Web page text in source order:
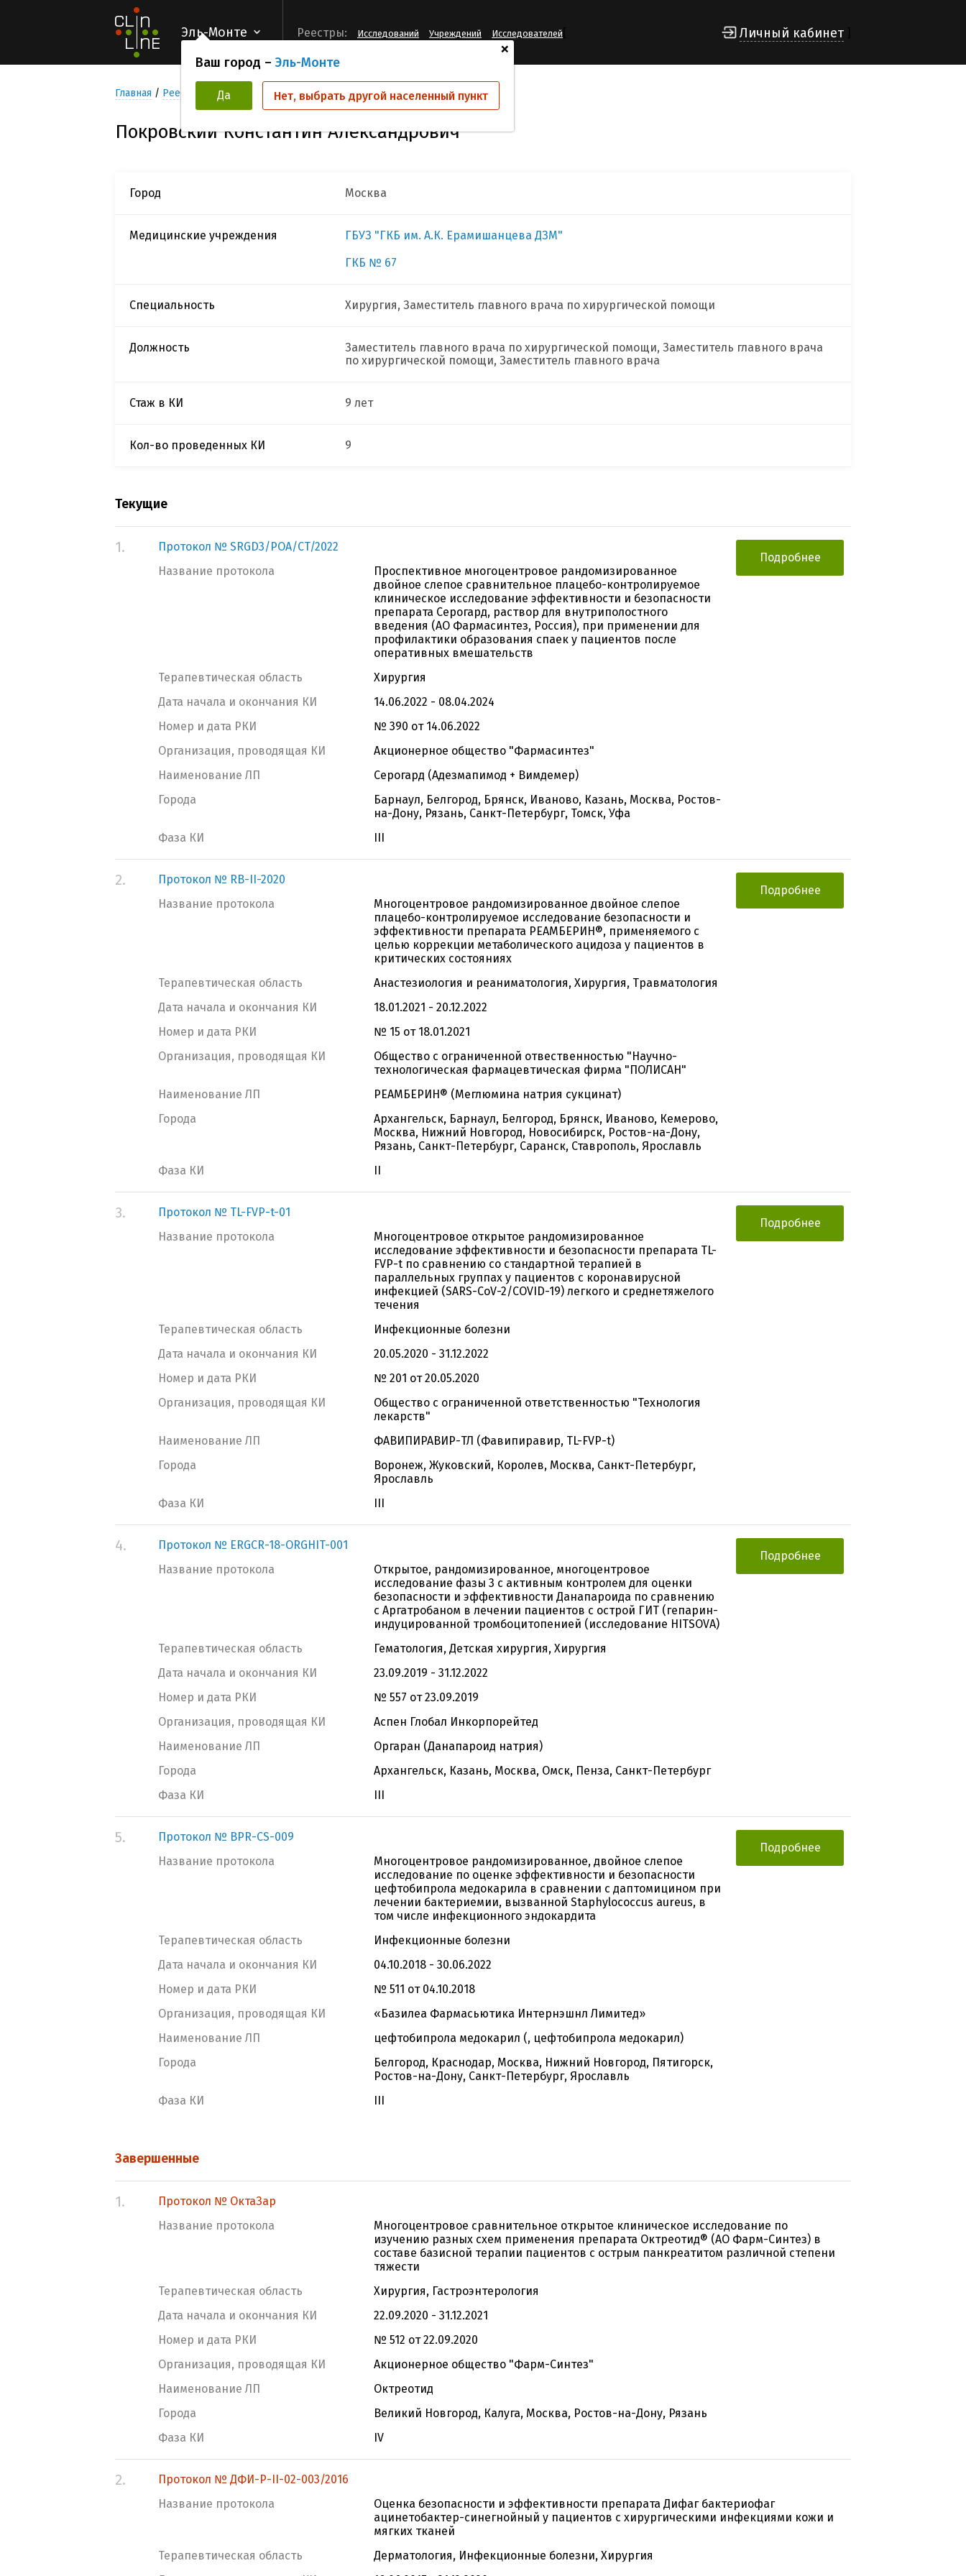
Эль-Монте
+
Ваш город – Эль-Монте
Да Нет, выбрать другой населенный пункт
Реестры: Исследований Учреждений Исследователей Личный кабинет
Главная Реестр Исследователей Покровский Константин Александрович
Покровский Константин Александрович
Город Москва
Медицинские учреждения
ГБУЗ "ГКБ им. А.К. Ерамишанцева ДЗМ"
ГКБ № 67
Специальность Хирургия, Заместитель главного врача по хирургической помощи
Должность
Заместитель главного врача по хирургической помощи, Заместитель главного врача
по хирургической помощи, Заместитель главного врача
Стаж в КИ 9 лет
Кол-во проведенных КИ 9
Текущие
1.
Протокол № SRGD3/POA/CT/2022
Название протокола
Проспективное многоцентровое рандомизированное
двойное слепое сравнительное плацебо-контролируемое
клиническое исследование эффективности и безопасности
препарата Серогард, раствор для внутриполостного
введения (АО Фармасинтез, Россия), при применении для
профилактики образования спаек у пациентов после
оперативных вмешательств
Терапевтическая область
Хирургия
Дата начала и окончания КИ
14.06.2022 - 08.04.2024
Номер и дата РКИ
№ 390 от 14.06.2022
Организация, проводящая КИ
Акционерное общество "Фармасинтез"
Наименование ЛП
Серогард (Адезмапимод + Вимдемер)
Города
Барнаул, Белгород, Брянск, Иваново, Казань, Москва, Ростов-
на-Дону, Рязань, Санкт-Петербург, Томск, Уфа
Фаза КИ
III
Подробнее
2.
Протокол № RB-II-2020
Название протокола
Многоцентровое рандомизированное двойное слепое
плацебо-контролируемое исследование безопасности и
эффективности препарата РЕАМБЕРИН®, применяемого с
целью коррекции метаболического ацидоза у пациентов в
критических состояниях
Терапевтическая область
Анастезиология и реаниматология, Хирургия, Травматология
Дата начала и окончания КИ
18.01.2021 - 20.12.2022
Номер и дата РКИ
№ 15 от 18.01.2021
Организация, проводящая КИ
Общество с ограниченной отвественностью "Научно-
технологическая фармацевтическая фирма "ПОЛИСАН"
Наименование ЛП
РЕАМБЕРИН® (Меглюмина натрия сукцинат)
Города
Архангельск, Барнаул, Белгород, Брянск, Иваново, Кемерово,
Москва, Нижний Новгород, Новосибирск, Ростов-на-Дону,
Рязань, Санкт-Петербург, Саранск, Ставрополь, Ярославль
Фаза КИ
II
Подробнее
3.
Протокол № TL-FVP-t-01
Название протокола
Многоцентровое открытое рандомизированное
исследование эффективности и безопасности препарата TL-
FVP-t по сравнению cо стандартной терапией в
параллельных группах у пациентов с коронавирусной
инфекцией (SARS-CoV-2/COVID-19) легкого и среднетяжелого
течения
Терапевтическая область
Инфекционные болезни
Дата начала и окончания КИ
20.05.2020 - 31.12.2022
Номер и дата РКИ
№ 201 от 20.05.2020
Организация, проводящая КИ
Общество с ограниченной ответственностью "Технология
лекарств"
Наименование ЛП
ФАВИПИРАВИР-ТЛ (Фавипиравир, TL-FVP-t)
Города
Воронеж, Жуковский, Королев, Москва, Санкт-Петербург,
Ярославль
Фаза КИ
III
Подробнее
4.
Протокол № ERGCR-18-ORGHIT-001
Название протокола
Открытое, рандомизированное, многоцентровое
исследование фазы 3 с активным контролем для оценки
безопасности и эффективности Данапароида по сравнению
с Аргатробаном в лечении пациентов с острой ГИТ (гепарин-
индуцированной тромбоцитопенией (исследование HITSOVA)
Терапевтическая область
Гематология, Детская хирургия, Хирургия
Дата начала и окончания КИ
23.09.2019 - 31.12.2022
Номер и дата РКИ
№ 557 от 23.09.2019
Организация, проводящая КИ
Аспен Глобал Инкорпорейтед
Наименование ЛП
Оргаран (Данапароид натрия)
Города
Архангельск, Казань, Москва, Омск, Пенза, Санкт-Петербург
Фаза КИ
III
Подробнее
5.
Протокол № BPR-CS-009
Название протокола
Многоцентровое рандомизированное, двойное слепое
исследование по оценке эффективности и безопасности
цефтобипрола медокарила в сравнении с даптомицином при
лечении бактериемии, вызванной Staphylococcus aureus, в
том числе инфекционного эндокардита
Терапевтическая область
Инфекционные болезни
Дата начала и окончания КИ
04.10.2018 - 30.06.2022
Номер и дата РКИ
№ 511 от 04.10.2018
Организация, проводящая КИ
«Базилеа Фармасьютика Интернэшнл Лимитед»
Наименование ЛП
цефтобипрола медокарил (, цефтобипрола медокарил)
Города
Белгород, Краснодар, Москва, Нижний Новгород, Пятигорск,
Ростов-на-Дону, Санкт-Петербург, Ярославль
Фаза КИ
III
Подробнее
Завершенные
1.
Протокол № ОктаЗар
Название протокола
Многоцентровое сравнительное открытое клиническое исследование по
изучению разных схем применения препарата Октреотид® (АО Фарм-Синтез) в
составе базисной терапии пациентов с острым панкреатитом различной степени
тяжести
Терапевтическая область
Хирургия, Гастроэнтерология
Дата начала и окончания КИ
22.09.2020 - 31.12.2021
Номер и дата РКИ
№ 512 от 22.09.2020
Организация, проводящая КИ
Акционерное общество "Фарм-Синтез"
Наименование ЛП
Октреотид
Города
Великий Новгород, Калуга, Москва, Ростов-на-Дону, Рязань
Фаза КИ
IV
2.
Протокол № ДФИ-Р-II-02-003/2016
Название протокола
Оценка безопасности и эффективности препарата Дифаг бактериофаг
ацинетобактер-синегнойный у пациентов с хирургическими инфекциями кожи и
мягких тканей
Терапевтическая область
Дерматология, Инфекционные болезни, Хирургия